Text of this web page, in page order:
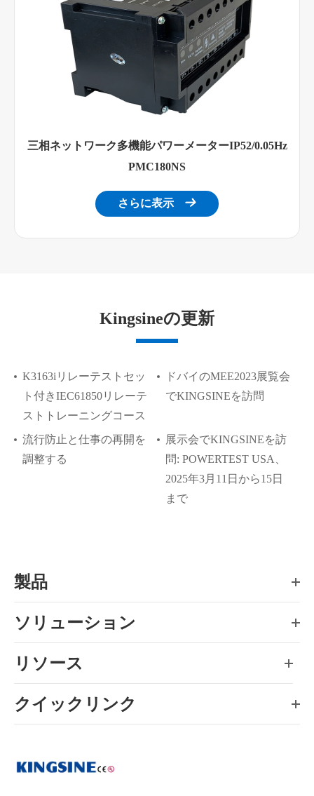
三相ネットワーク多機能パワーメーターIP52/0.05Hz
PMC180NS
さらに表示 
Kingsineの更新
K3163iリレーテストセッ
ト付きIEC61850リレーテ
ストトレーニングコース
ドバイのMEE2023展覧会
でKINGSINEを訪問
流行防止と仕事の再開を
調整する
展示会でKINGSINEを訪
問: POWERTEST USA、
2025年3月11日から15日
まで
製品
ソリューション
リソース
クイックリンク